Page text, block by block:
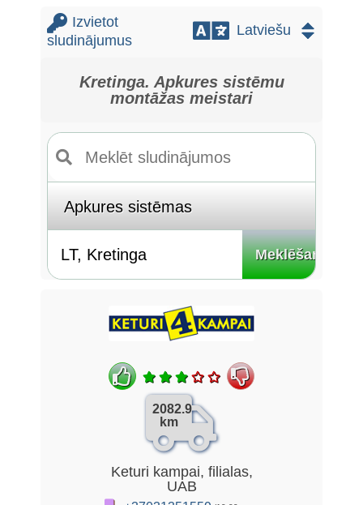
Izvietot
sludinājumus
Kretinga. Apkures sistēmu
montāžas meistari
Meklēšana
2082.9
km
Keturi kampai, filialas,
UAB